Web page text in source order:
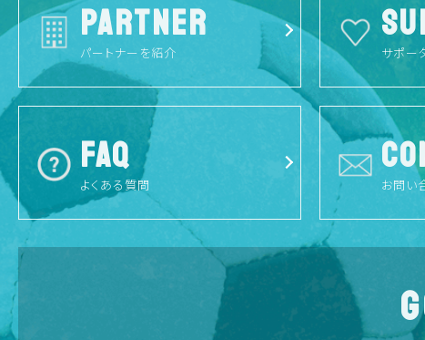
PARTNER
パートナーを紹介 サポー
FAQ
よくある質問 お問い